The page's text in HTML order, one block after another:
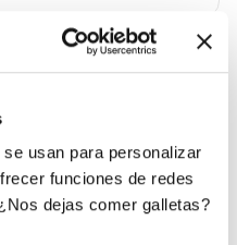
usan para personalizar
funciones de redes
dejas comer galletas?
por barrio
para Palma de
distrito (Centro, Santa
ángulos de campaña